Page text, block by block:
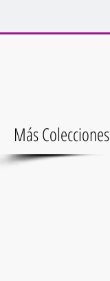
Más Colecciones